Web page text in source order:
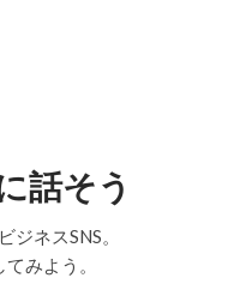
話そう
ネスSNS。
みよう。